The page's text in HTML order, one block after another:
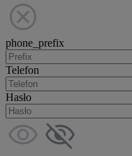
phone_prefix
Telefon
Hasło